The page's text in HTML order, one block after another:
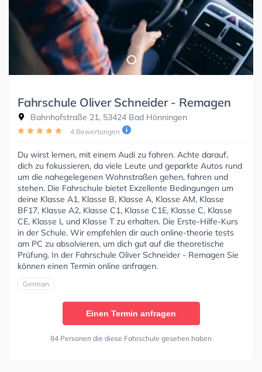
Fahrschule Oliver Schneider - Remagen
Bahnhofstraße 21, 53424 Bad Hönningen
4 Bewertungen
Du wirst lernen, mit einem Audi zu fahren. Achte darauf,
dich zu fokussieren, da viele Leute und geparkte Autos rund
um die nahegelegenen Wohnstraßen gehen, fahren und
stehen. Die Fahrschule bietet Exzellente Bedingungen um
deine Klasse A1, Klasse B, Klasse A, Klasse AM, Klasse
BF17, Klasse A2, Klasse C1, Klasse C1E, Klasse C, Klasse
CE, Klasse L und Klasse T zu erhalten. Die Erste-Hilfe-Kurs
in der Schule. Wir empfehlen dir auch online-theorie tests
am PC zu absolvieren, um dich gut auf die theoretische
Prüfung. In der Fahrschule Oliver Schneider - Remagen Sie
können einen Termin online anfragen.
German
Einen Termin anfragen
84 Personen die diese Fahrschule gesehen haben